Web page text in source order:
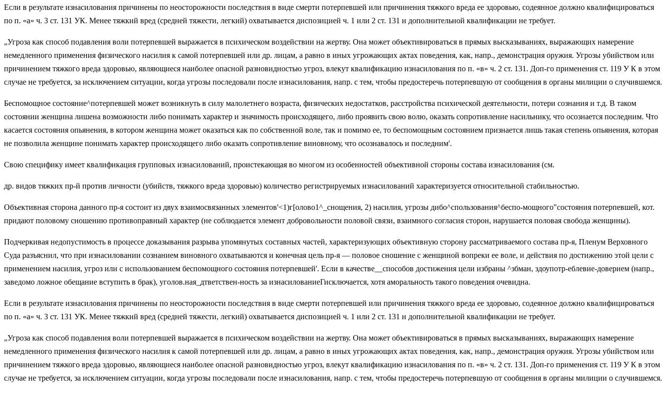
Если в результате изнасилования при­чинены по неосторожности последствия в виде смерти потерпевшей или причине­ния тяжкого вреда ее здоровью, содеян­ное должно квалифицироваться
по п. «а» ч. 3 ст. 131 УК. Менее тяжкий вред (сред­ней тяжести, легкий) охватывается дис­позицией ч. 1 или 2 ст. 131 и дополни­тельной квалификации не требует.
„Угроза как способ подавления воли по­терпевшей выражается в психическом воздействии на жертву. Она может объ­ективироваться в прямых высказывани­ях, выражающих намерение
немедленно­го применения физического насилия к са­мой потерпевшей или др. лицам, а равно в иных угрожающих актах поведе­ния, как, напр., демонстрация оружия. Угрозы убийством или
причинением тяж­кого вреда здоровью, являющиеся наибо­лее опасной разновидностью угроз, вле­кут квалификацию изнасилования по п. «в» ч. 2 ст. 131. Доп-го применения ст. 119 У К в этом
случае не требуется, за исключением ситуации, когда угрозы по­следовали после изнасилования, напр. с тем, чтобы предостеречь потерпевшую от сообщения в органы милиции о слу­чившемся.
Беспомощное состояние^потерпевшей может возникнуть в силу малолетнего воз­раста, физических недостатков, расстрой­ства психической деятельности, потери сознания и т.д. В таком
состоянии жен­щина лишена возможности либо понимать характер и значимость происходящего, либо проявить свою волю, оказать сопро­тивление насильнику, что осознается по­следним. Что
касается состояния опьяне­ния, в котором женщина может оказаться как по собственной воле, так и помимо ее, то беспомощным состоянием признается лишь такая степень опьянения, которая
не позволила женщине понимать харак­тер происходящего либо оказать сопро­тивление виновному, что осознавалось и последним'.
Свою специфику имеет квалификация групповых изнасилований, проистекаю­щая во многом из особенностей объектив­ной стороны состава изнасилования (см.
др. видов тяжких пр-й про­тив личности (убийств, тяжкого вреда здо­ровью) количество регистрируемых изна­силований характеризуется относительной стабильностью.
Объективная сторона данного пр-я состоит из двух взаимосвязанных элементов'<1)г[олово1^_снощения, 2) наси­лия, угрозы дибо^спользования^беспо-мощного"состояния потерпевшей, кот.
придают половому сношению противо­правный характер (не соблюдается эле­мент добровольности половой связи, вза­имного согласия сторон, нарушается по­ловая свобода женщины).
Подчеркивая недопустимость в процессе доказывания разрыва упомянутых состав­ных частей, характеризующих объектив­ную сторону рассматриваемого состава пр-я, Пленум Верховного
Суда разъяснил, что при изнасиловании созна­нием виновного охватываются и конечная цель пр-я — половое сношение с женщиной вопреки ее воле, и действия по достижению этой цели с
применением насилия, угроз или с использованием бес­помощного состояния потерпевшей'. Если в качестве__способов достижения цели из­браны ^збман, здоупотр-еблевие-доверием (напр.,
заведомо ложное обещание вступить в брак), уголов.ная_дтветствен-ность за изнасилованиеГисключается, хотя аморальность такого поведения очевидна.
Если в результате изнасилования при­чинены по неосторожности последствия в виде смерти потерпевшей или причине­ния тяжкого вреда ее здоровью, содеян­ное должно квалифицироваться
по п. «а» ч. 3 ст. 131 УК. Менее тяжкий вред (сред­ней тяжести, легкий) охватывается дис­позицией ч. 1 или 2 ст. 131 и дополни­тельной квалификации не требует.
„Угроза как способ подавления воли по­терпевшей выражается в психическом воздействии на жертву. Она может объ­ективироваться в прямых высказывани­ях, выражающих намерение
немедленно­го применения физического насилия к са­мой потерпевшей или др. лицам, а равно в иных угрожающих актах поведе­ния, как, напр., демонстрация оружия. Угрозы убийством или
причинением тяж­кого вреда здоровью, являющиеся наибо­лее опасной разновидностью угроз, вле­кут квалификацию изнасилования по п. «в» ч. 2 ст. 131. Доп-го применения ст. 119 У К в этом
случае не требуется, за исключением ситуации, когда угрозы по­следовали после изнасилования, напр. с тем, чтобы предостеречь потерпевшую от сообщения в органы милиции о слу­чившемся.